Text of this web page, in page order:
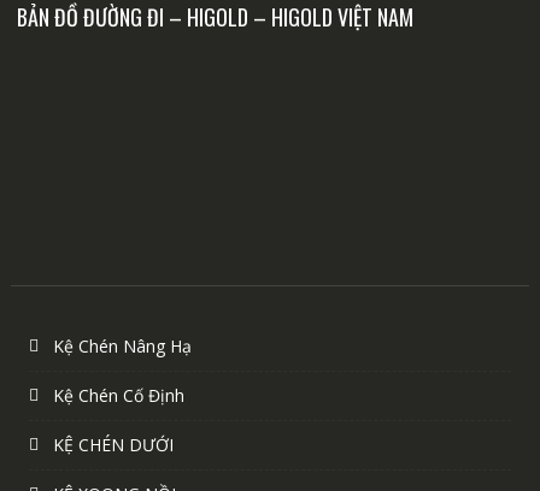
BẢN ĐỒ ĐƯỜNG ĐI – HIGOLD – HIGOLD VIỆT NAM
Kệ Chén Nâng Hạ
Kệ Chén Cố Định
KỆ CHÉN DƯỚI